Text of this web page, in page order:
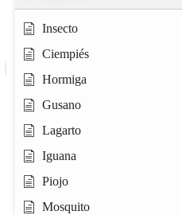
Insecto
Ciempiés
Hormiga
Gusano
Lagarto
Iguana
Piojo
Mosquito